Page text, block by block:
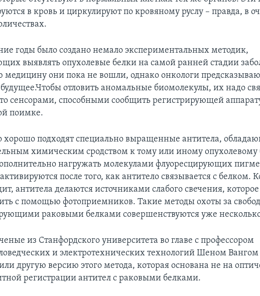
в кровь и циркулируют по кровяному руслу – правда, в
годы было создано немало экспериментальных методик,
выявлять опухолевые белки на самой ранней стадии
медицину они пока не вошли, однако онкологи
отловить аномальные биомолекулы, их надо
сенсорами, способными сообщить регистрирующей
поимке.
хорошо подходят специально выращенные антитела,
химическим сродством к тому или иному опухолевому
нагружать молекулами флуоресцирующих
после того, как антитело связывается с белком.
антитела делаются источниками слабого свечения,
с помощью фотоприемников. Такие методы охоты за
раковыми белками совершенствуются уже
из Станфордского университета во главе с профессором
и электротехнических технологий Шеном Вангом
другую версию этого метода, которая основана не на
регистрации антител с раковыми белками.